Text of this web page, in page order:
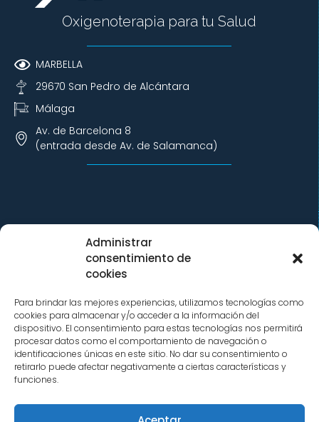
Administrar
consentimiento de
cookies
Para brindar las mejores experiencias, utilizamos tecnologías como
cookies para almacenar y/o acceder a la información del
dispositivo. El consentimiento para estas tecnologías nos permitirá
procesar datos como el comportamiento de navegación o
identificaciones únicas en este sitio. No dar su consentimiento o
retirarlo puede afectar negativamente a ciertas características y
funciones.
Oxigenoterapia para tu Salud
MARBELLA
29670 San Pedro de Alcántara
Málaga
Av. de Barcelona 8
(entrada desde Av. de Salamanca)
Los tratamientos están sujetos a disponibilidad horaria.
Se recomienda solicitar cita previa.
Aconsejamos a nuestros clientes llegar con quince
MARBELLA
De lunes a domingo 09:00 – 21:00
info@oxygenspa.es